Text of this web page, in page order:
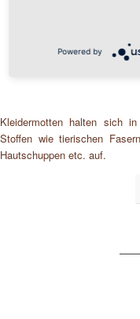
Kleidermotten halten sich
Stoffen wie tierischen
Hautschuppen etc. auf.
Powered by